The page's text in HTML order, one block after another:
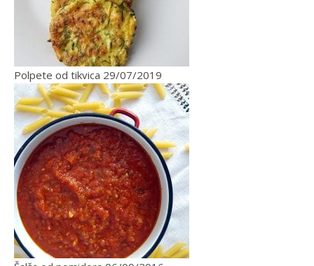
Polpete od tikvica 29/07/2019